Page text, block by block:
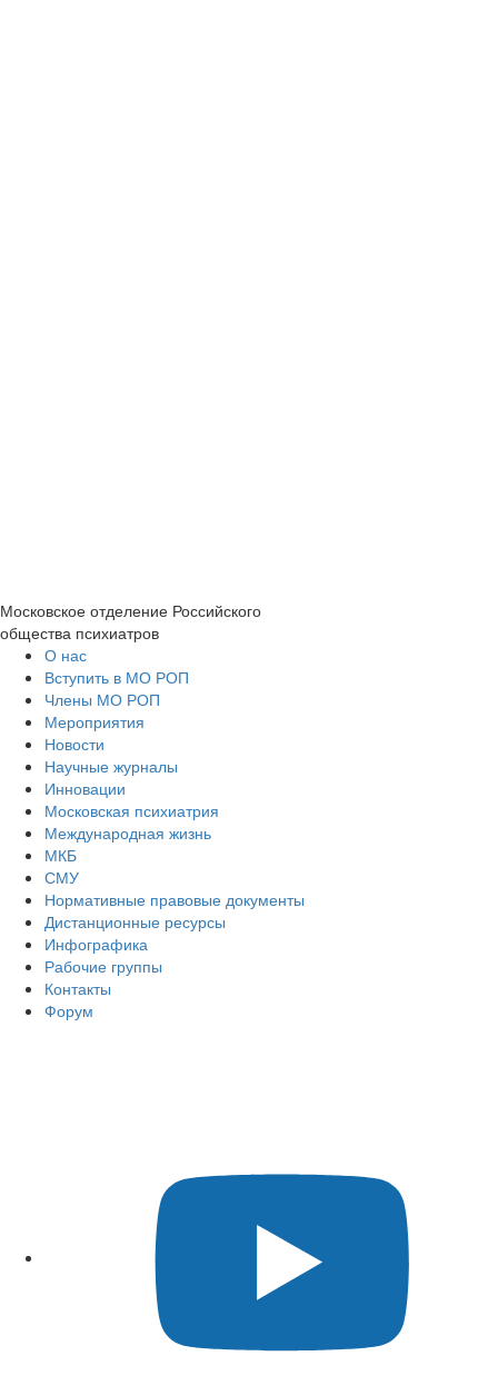
Московское отделение Российского
общества психиатров
О нас
Вступить в МО РОП
Члены МО РОП
Мероприятия
Новости
Научные журналы
Инновации
Московская психиатрия
Международная жизнь
МКБ
СМУ
Нормативные правовые документы
Дистанционные ресурсы
Инфографика
Рабочие группы
Контакты
Форум